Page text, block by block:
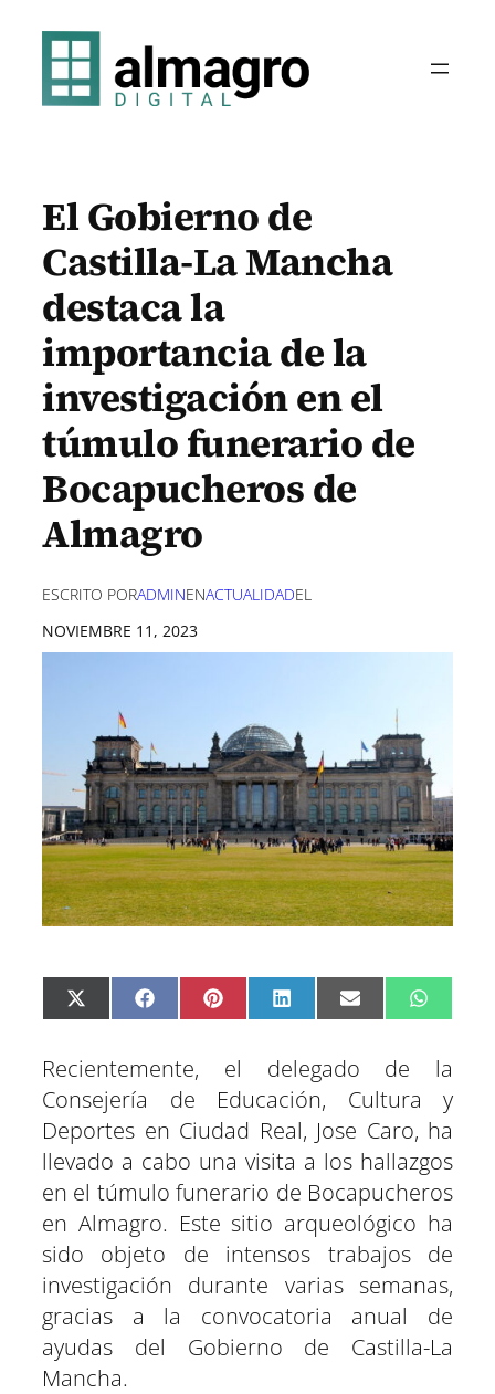
contenido
El Gobierno de
Castilla-La Mancha
destaca la
importancia de la
investigación en el
túmulo funerario de
Bocapucheros de
Almagro
ESCRITO PORADMINENACTUALIDADEL
NOVIEMBRE 11, 2023
C
o
a
r
t
i
r
e
n
X
(
w
i
t
t
e
)
C
o
a
i
r
e
n
F
a
e
b
k
C
o
a
r
t
i
r
e
P
i
e
r
e
s
C
o
p
a
r
t
i
r
e
L
i
k
e
d
I
n
C
o
a
r
t
e
E
m
l
C
o
p
i
r
e
n
W
h
p
Recientemente, el delegado de la
Consejería de Educación, Cultura y
Deportes en Ciudad Real, Jose Caro, ha
llevado a cabo una visita a los hallazgos
en el túmulo funerario de Bocapucheros
en Almagro. Este sitio arqueológico ha
sido objeto de intensos trabajos de
investigación durante varias semanas,
gracias a la convocatoria anual de
ayudas del Gobierno de Castilla-La
Mancha.